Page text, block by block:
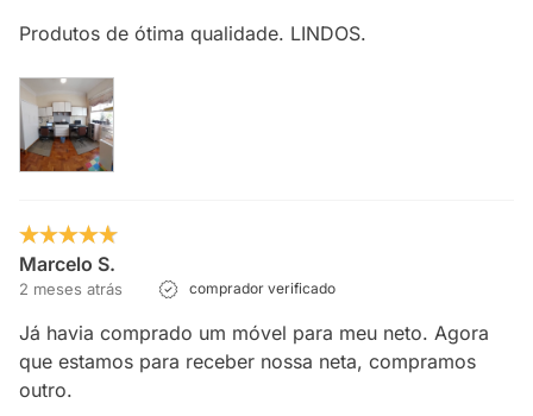
Produtos de ótima qualidade. LINDOS.
Marcelo S.
2 meses atrás comprador verificado
Já havia comprado um móvel para meu neto. Agora
que estamos para receber nossa neta, compramos
outro.